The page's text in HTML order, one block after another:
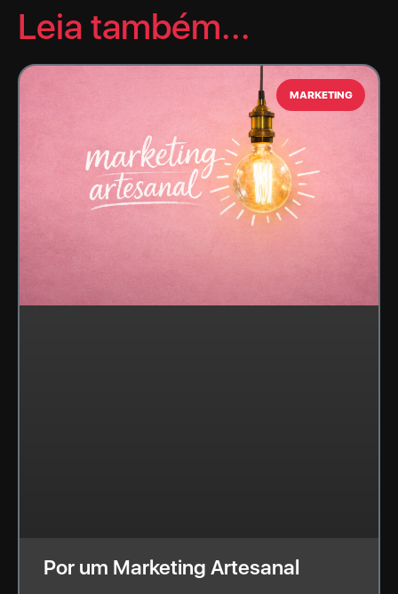
Leia também...
MARKETING
Por um Marketing Artesanal